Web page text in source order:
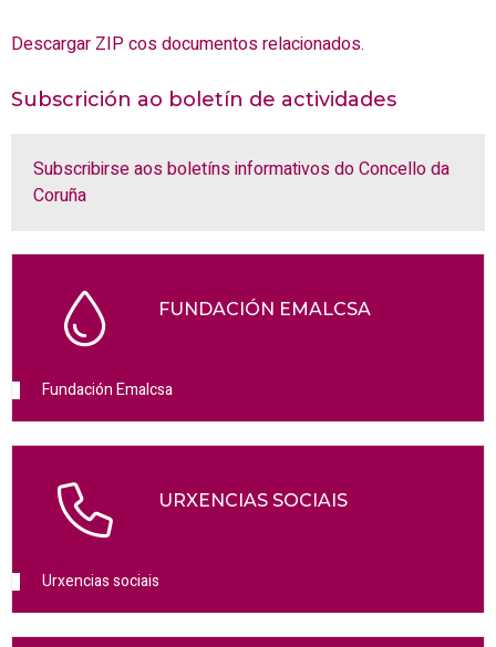
Descargar ZIP cos documentos relacionados.
Subscrición ao boletín de actividades
Subscribirse aos boletíns informativos do Concello da
Coruña
FUNDACIÓN EMALCSA
Fundación Emalcsa
URXENCIAS SOCIAIS
Urxencias sociais